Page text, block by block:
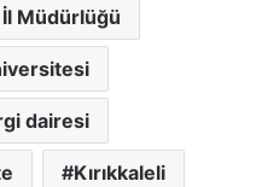
İl Müdürlüğü
dairesi
Kırıkkaleli